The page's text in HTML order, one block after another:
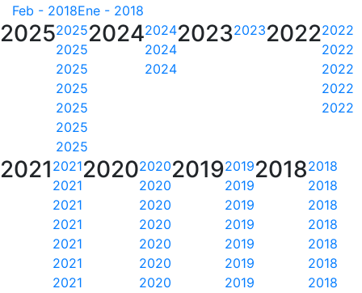
Feb - 2018Ene - 2018
20252025
2025
2025
2025
2025
2025
2025
20242024
2024
2024
2023202320222022
2022
2022
2022
2022
2021 2021
2021
2021
2021
2021
2021
2021
20202020
2020
2020
2020
2020
2020
2020
20192019
2019
2019
2019
2019
2019
2019
20182018
2018
2018
2018
2018
2018
2018